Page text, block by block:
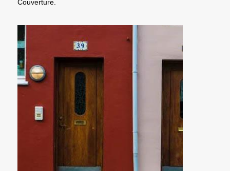
Couverture.